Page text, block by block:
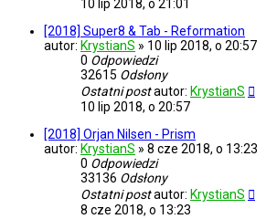
10 lip 2018, o 21:01
[2018] Super8 & Tab - Reformation
autor: KrystianS » 10 lip 2018, o 20:57
0 Odpowiedzi
32615 Odsłony
Ostatni postautor: KrystianS
10 lip 2018, o 20:57
[2018] Orjan Nilsen - Prism
autor: KrystianS » 8 cze 2018, o 13:23
0 Odpowiedzi
33136 Odsłony
Ostatni postautor: KrystianS
8 cze 2018, o 13:23